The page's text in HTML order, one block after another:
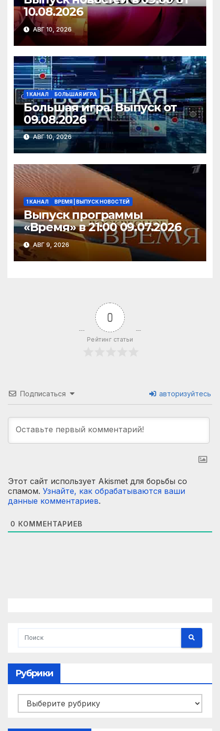
10.08.2026
АВГ 10, 2026
1 КАНАЛ БОЛЬШАЯ ИГРА
Большая игра. Выпуск от
09.08.2026
АВГ 10, 2026
1 КАНАЛ ВРЕМЯ | ВЫПУСК НОВОСТЕЙ
Выпуск программы
«Время» в 21:00 09.07.2026
АВГ 9, 2026
0
Рейтинг статьи
Подписаться авторизуйтесь
Этот сайт использует Akismet для борьбы со
спамом. Узнайте, как обрабатываются ваши
данные комментариев.
0 КОММЕНТАРИЕВ
Рубрики
Рубрики